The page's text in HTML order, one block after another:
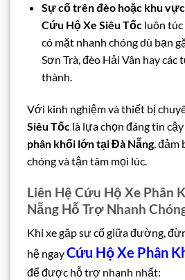
Sự cố trên đèo hoặc khu
Cứu Hộ Xe Siêu Tốcluôn túc
có mặt nhanh chóng dù bạn
Sơn Trà, đèo Hải Vân hay
thành.
Với kinh nghiệm và thiết bị
Siêu Tốc là lựa chọn đáng tin
phân khối lớn tại Đà Nẵng, đảm
chóng và tận tâm mọi lúc.
Liên Hệ Cứu Hộ Xe Phân
Nẵng Hỗ Trợ Nhanh
Khi xe gặp sự cố giữa đường,
hệ ngayCứu Hộ Xe Phân
để được hỗ trợ nhanh nhất: